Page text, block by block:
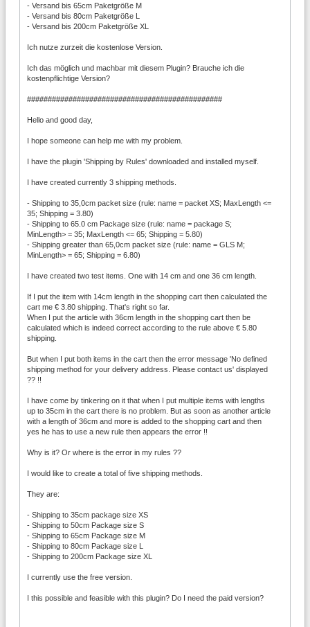
- Versand bis 65cm Paketgröße M
- Versand bis 80cm Paketgröße L
- Versand bis 200cm Paketgröße XL
Ich nutze zurzeit die kostenlose Version.
Ich das möglich und machbar mit diesem Plugin? Brauche ich die
kostenpflichtige Version?
###############################################
Hello and good day,
I hope someone can help me with my problem.
I have the plugin 'Shipping by Rules' downloaded and installed myself.
I have created currently 3 shipping methods.
- Shipping to 35,0cm packet size (rule: name = packet XS; MaxLength <=
35; Shipping = 3.80)
- Shipping to 65.0 cm Package size (rule: name = package S;
MinLength> = 35; MaxLength <= 65; Shipping = 5.80)
- Shipping greater than 65,0cm packet size (rule: name = GLS M;
MinLength> = 65; Shipping = 6.80)
I have created two test items. One with 14 cm and one 36 cm length.
If I put the item with 14cm length in the shopping cart then calculated the
cart me € 3.80 shipping. That's right so far.
When I put the article with 36cm length in the shopping cart then be
calculated which is indeed correct according to the rule above € 5.80
shipping.
But when I put both items in the cart then the error message 'No defined
shipping method for your delivery address. Please contact us' displayed
?? !!
I have come by tinkering on it that when I put multiple items with lengths
up to 35cm in the cart there is no problem. But as soon as another article
with a length of 36cm and more is added to the shopping cart and then
yes he has to use a new rule then appears the error !!
Why is it? Or where is the error in my rules ??
I would like to create a total of five shipping methods.
They are:
- Shipping to 35cm package size XS
- Shipping to 50cm Package size S
- Shipping to 65cm Package size M
- Shipping to 80cm Package size L
- Shipping to 200cm Package size XL
I currently use the free version.
I this possible and feasible with this plugin? Do I need the paid version?